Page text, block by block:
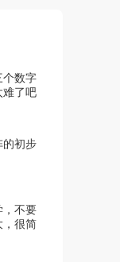
11:49
11:36
个数字
难了吧
的初步
，不要
，很简